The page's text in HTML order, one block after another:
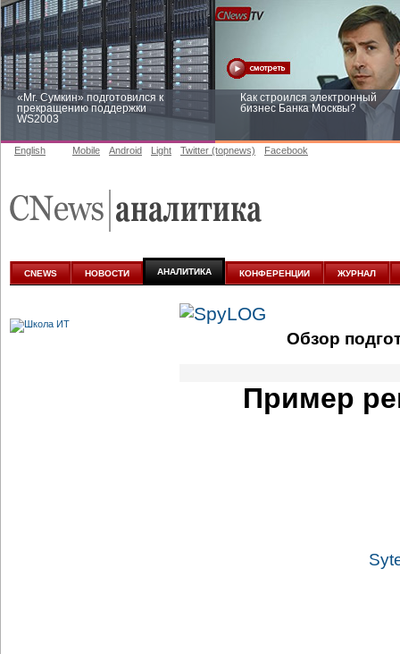
«Mr. Сумкин» подготовился к
прекращению поддержки
WS2003
Как строился электронный
бизнес Банка Москвы?
аналитике
English Mobile Android Light Twitter (topnews) Facebook
CNEWS НОВОСТИ АНАЛИТИКА КОНФЕРЕНЦИИ ЖУРНАЛ
Обзор
Пример